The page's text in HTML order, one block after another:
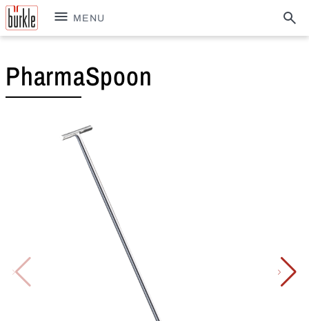
MENU
PharmaSpoon